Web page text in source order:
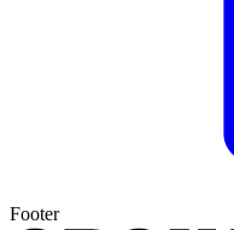
Footer